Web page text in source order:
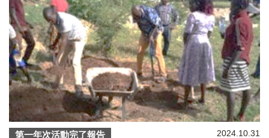
第一年次活動完了報告 2024.10.31